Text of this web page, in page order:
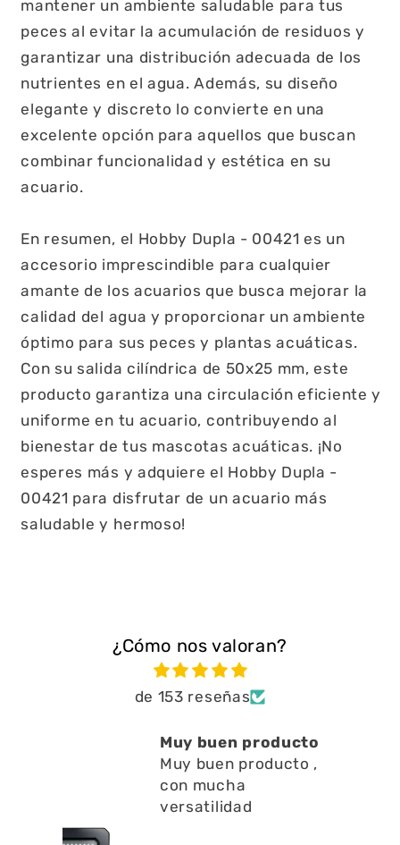
mantener un ambiente saludable para tus
peces al evitar la acumulación de residuos y
garantizar una distribución adecuada de los
nutrientes en el agua. Además, su diseño
elegante y discreto lo convierte en una
excelente opción para aquellos que buscan
combinar funcionalidad y estética en su
acuario.
En resumen, el Hobby Dupla - 00421 es un
accesorio imprescindible para cualquier
amante de los acuarios que busca mejorar la
calidad del agua y proporcionar un ambiente
óptimo para sus peces y plantas acuáticas.
Con su salida cilíndrica de 50x25 mm, este
producto garantiza una circulación eficiente y
uniforme en tu acuario, contribuyendo al
bienestar de tus mascotas acuáticas. ¡No
esperes más y adquiere el Hobby Dupla -
00421 para disfrutar de un acuario más
saludable y hermoso!
¿Cómo nos valoran?
de 153 reseñas
Muy buen producto
Muy buen producto ,
con mucha
versatilidad